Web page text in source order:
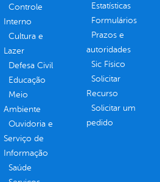
Controle
Interno
Cultura e
Lazer
Defesa Civil
Educação
Meio
Ambiente
Ouvidoria e
Serviço de
Informação
Saúde
Estatísticas
Formulários
Prazos e
autoridades
Sic Físico
Solicitar
Recurso
Solicitar um
pedido